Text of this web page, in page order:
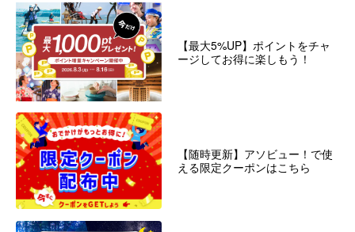
【最大5%UP】ポイントをチャ
ージしてお得に楽しもう！
【随時更新】アソビュー！で使
える限定クーポンはこちら